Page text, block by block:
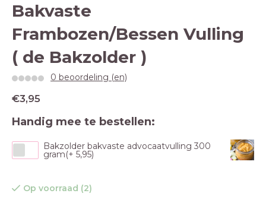
Bakvaste
Frambozen/Bessen Vulling
( de Bakzolder )
0 beoordeling (en)
€3,95
Handig mee te bestellen:
Bakzolder bakvaste advocaatvulling 300
gram(+ 5,95)
Op voorraad (2)